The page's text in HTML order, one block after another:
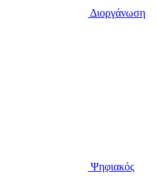
Διοργάνωση
Ψηφιακός